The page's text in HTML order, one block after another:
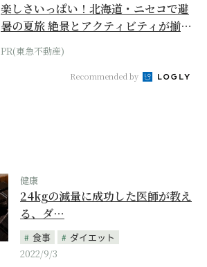
楽しさいっぱい！北海道・ニセコで避
暑の夏旅 絶景とアクティビティが揃う
「ニセコ東...
PR(東急不動産)
Recommended by
健康
24kgの減量に成功した医師が教え
る、ダ…
食事
ダイエット
2022/9/3